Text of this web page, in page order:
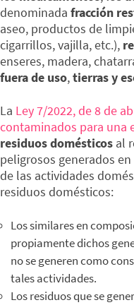
denominada fracción
aseo, productos de
cigarrillos, vajilla, etc.),
enseres, madera,
fuera de uso,tierras y
La Ley 7/2022, de 8 de
contaminados para una
residuos domésticos al
peligrosos generados
de las actividades
residuos domésticos:
Los similares en
propiamente dichos
no se generen como
tales actividades.
Los residuos que se